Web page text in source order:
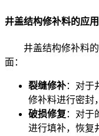
井盖结构修补料的应用
井盖结构修补料的
面：
裂缝修补：对于
修补料进行密封
破损修复 ：对于
进行填补，恢复